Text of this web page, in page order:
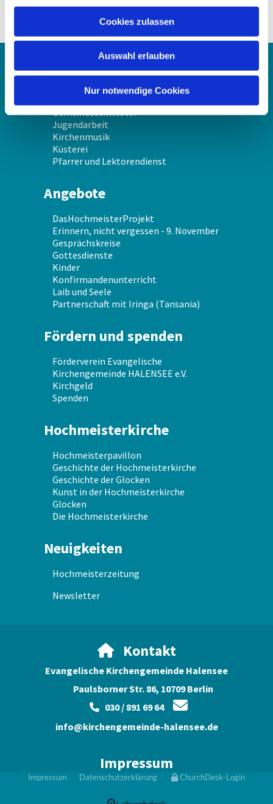
w
Cookies zulassen
Auswahl erlauben
Nur notwendige Cookies
Über uns
Gemeindeschwester
Jugendarbeit
Kirchenmusik
Küsterei
Pfarrer und Lektorendienst
Angebote
DasHochmeisterProjekt
Erinnern, nicht vergessen - 9. November
Gesprächskreise
Gottesdienste
Kinder
Konfirmandenunterricht
Laib und Seele
Partnerschaft mit Iringa (Tansania)
Fördern und spenden
Förderverein Evangelische
Kirchengemeinde HALENSEE e.V.
Kirchgeld
Spenden
Hochmeisterkirche
Hochmeisterpavillon
Geschichte der Hochmeisterkirche
Geschichte der Glocken
Kunst in der Hochmeisterkirche
Glocken
Die Hochmeisterkirche
Neuigkeiten
Hochmeisterzeitung
Newsletter
Kontakt
Evangelische Kirchengemeinde Halensee
Paulsborner Str. 86, 10709 Berlin
030 / 891 69 64 
info@kirchengemeinde-halensee.de
Impressum
Impressum Datenschutzerklärung ChurchDesk-Login